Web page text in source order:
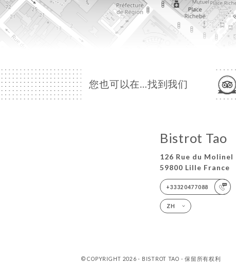
您也可以在…找到我们
Bistrot Tao
126 Rue du Molinel
59800 Lille France
+33320477088
ZH
© COPYRIGHT 2026 - BISTROT TAO - 保留所有权利